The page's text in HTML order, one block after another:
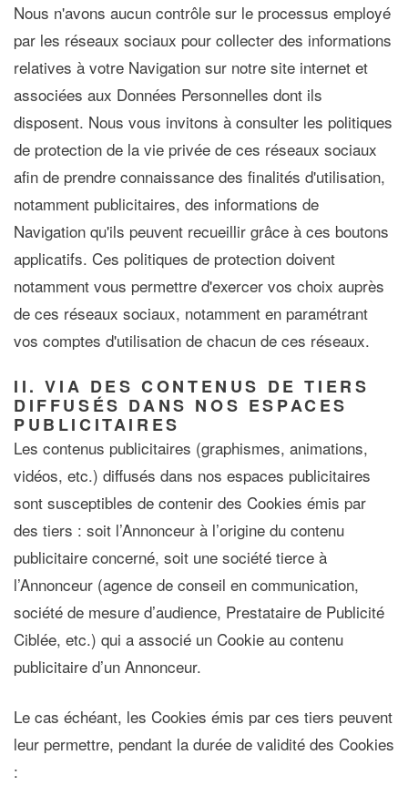
Nous n'avons aucun contrôle sur le processus employé
par les réseaux sociaux pour collecter des informations
relatives à votre Navigation sur notre site internet et
associées aux Données Personnelles dont ils
disposent. Nous vous invitons à consulter les politiques
de protection de la vie privée de ces réseaux sociaux
afin de prendre connaissance des finalités d'utilisation,
notamment publicitaires, des informations de
Navigation qu'ils peuvent recueillir grâce à ces boutons
applicatifs. Ces politiques de protection doivent
notamment vous permettre d'exercer vos choix auprès
de ces réseaux sociaux, notamment en paramétrant
vos comptes d'utilisation de chacun de ces réseaux.
II. VIA DES CONTENUS DE TIERS
DIFFUSÉS DANS NOS ESPACES
PUBLICITAIRES
Les contenus publicitaires (graphismes, animations,
vidéos, etc.) diffusés dans nos espaces publicitaires
sont susceptibles de contenir des Cookies émis par
des tiers : soit l’Annonceur à l’origine du contenu
publicitaire concerné, soit une société tierce à
l’Annonceur (agence de conseil en communication,
société de mesure d’audience, Prestataire de Publicité
Ciblée, etc.) qui a associé un Cookie au contenu
publicitaire d’un Annonceur.
Le cas échéant, les Cookies émis par ces tiers peuvent
leur permettre, pendant la durée de validité des Cookies
: